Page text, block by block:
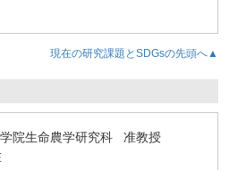
現在の研究課題とSDGsの先頭へ▲
院生命農学研究科 准教授